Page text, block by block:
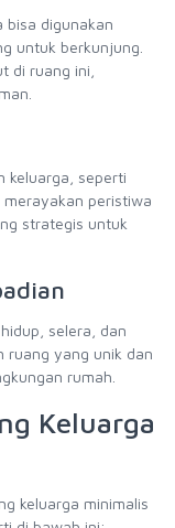
bisa digunakan
untuk berkunjung.
di ruang ini,
keluarga, seperti
peristiwa
strategis untuk
selera, dan
ruang yang unik dan
rumah.
Keluarga
keluarga minimalis